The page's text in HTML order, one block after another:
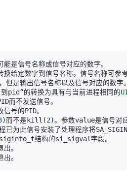
pid”的转换为具有与当前进程相同的
)而不是kill (2)
为此信号安装了处理程序将